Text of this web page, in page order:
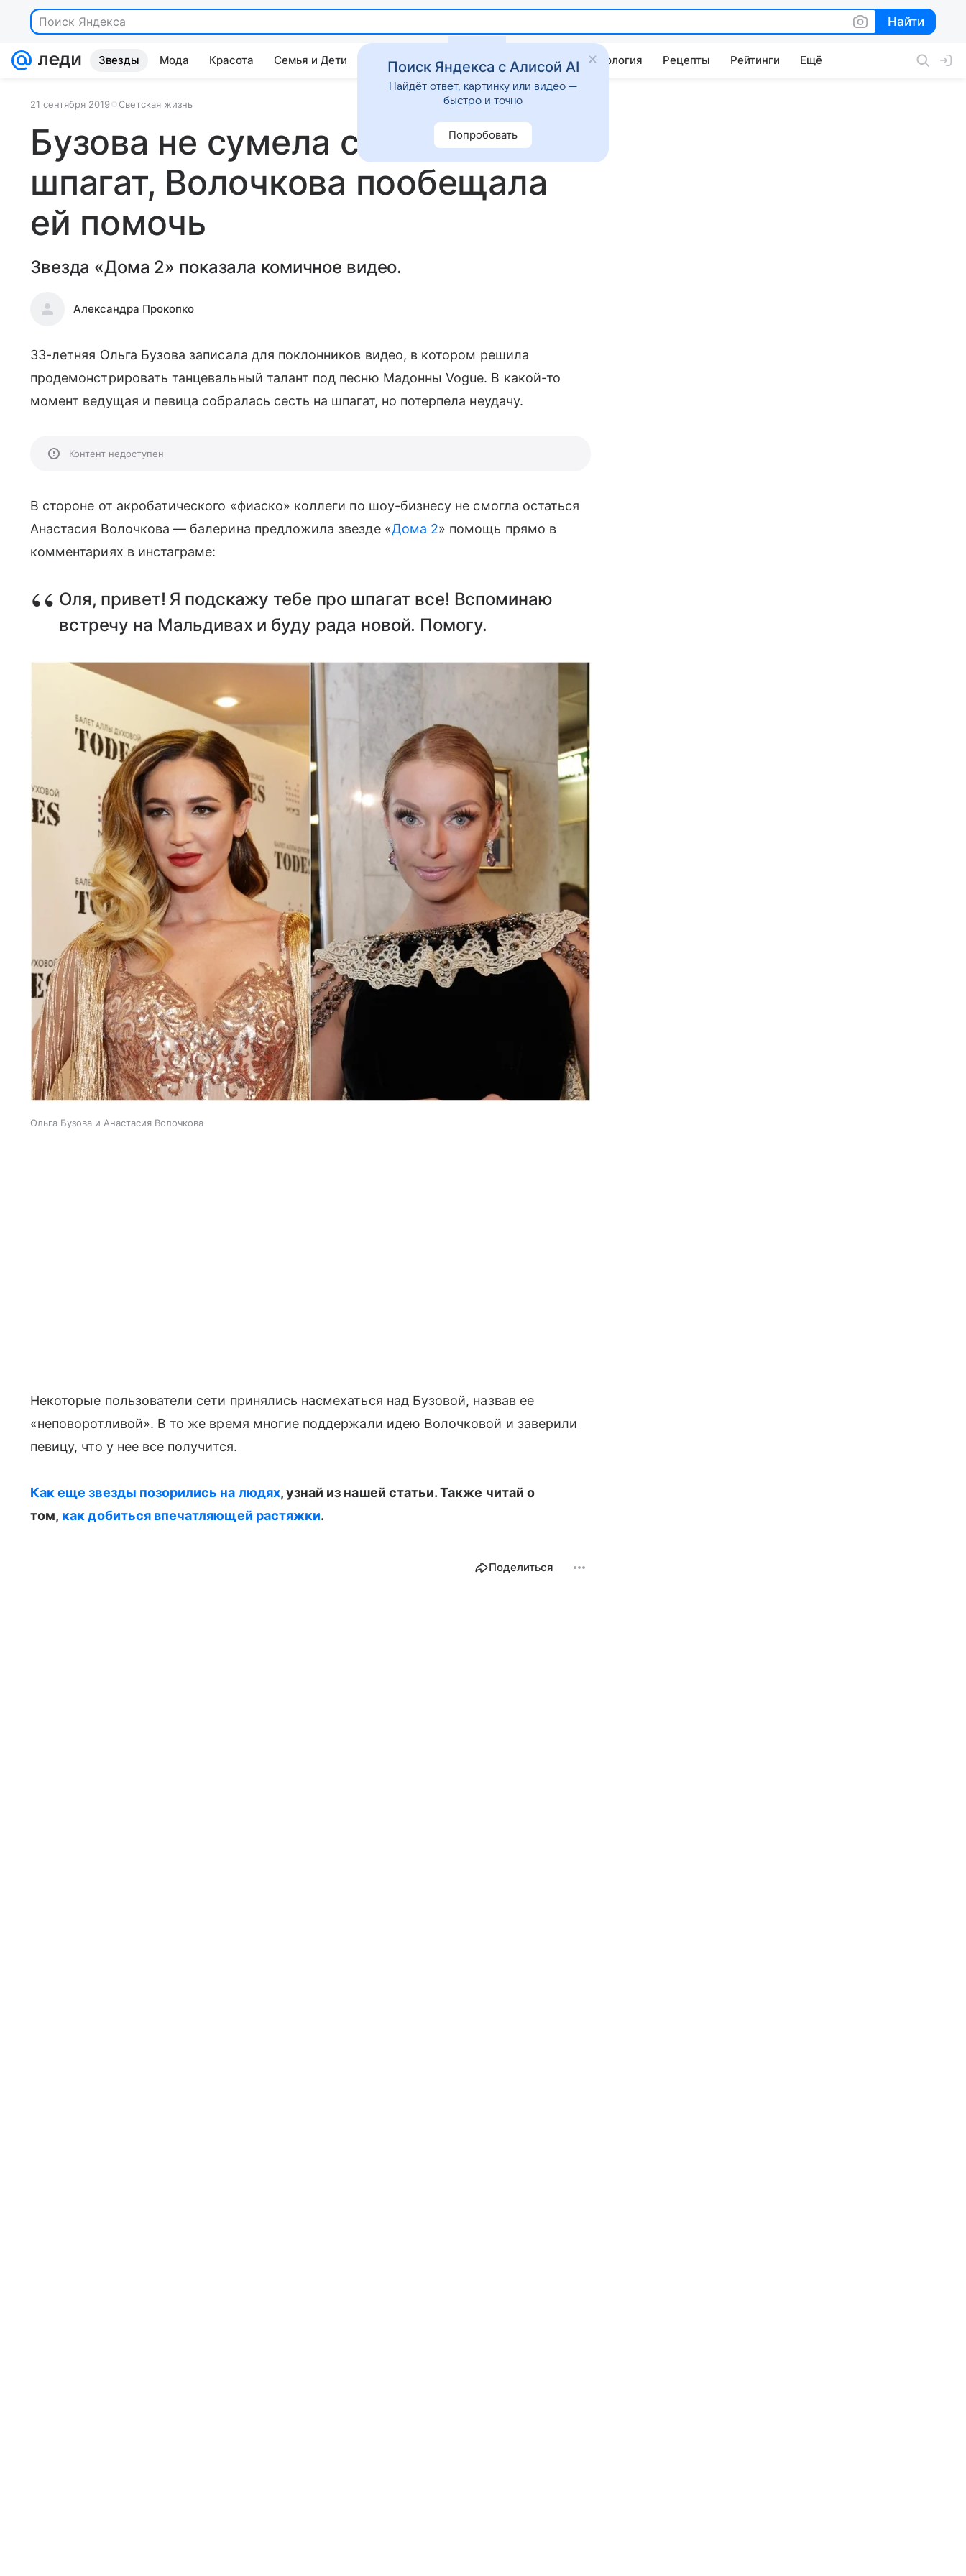
Поиск Яндекса Найти
Найти
Звезды Мода Красота Семья и Дети Дом Гороскопы Стиль жизни Психология Рецепты Рейтинги Ещё
21 сентября 2019 Светская жизнь
Бузова не сумела сесть на
шпагат, Волочкова пообещала
ей помочь
Звезда «Дома 2» показала комичное видео.
Александра Прокопко
33-летняя Ольга Бузова записала для поклонников видео, в котором решила
продемонстрировать танцевальный талант под песню Мадонны Vogue. В какой-то
момент ведущая и певица собралась сесть на шпагат, но потерпела неудачу.
Контент недоступен
В стороне от акробатического «фиаско» коллеги по шоу-бизнесу не смогла остаться
Анастасия Волочкова — балерина предложила звезде «Дома 2» помощь прямо в
комментариях в инстаграме:
Оля, привет! Я подскажу тебе про шпагат все! Вспоминаю
встречу на Мальдивах и буду рада новой. Помогу.
Ольга Бузова и Анастасия Волочкова
Некоторые пользователи сети принялись насмехаться над Бузовой, назвав ее
«неповоротливой». В то же время многие поддержали идею Волочковой и заверили
певицу, что у нее все получится.
Как еще звезды позорились на людях, узнай из нашей статьи. Также читай о
том, как добиться впечатляющей растяжки.
Поделиться
Поиск Яндекса с Алисой AI
Найдёт ответ, картинку или видео —
быстро и точно
Попробовать